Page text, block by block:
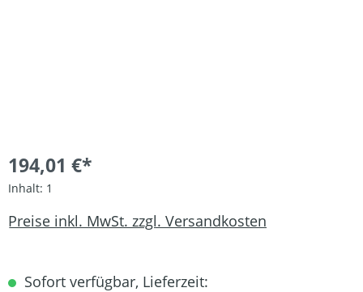
194,01 €*
Inhalt: 1
Preise inkl. MwSt. zzgl. Versandkosten
Sofort verfügbar, Lieferzeit: